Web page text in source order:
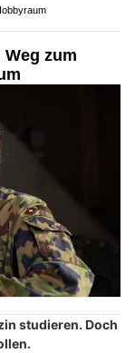
zum
studieren. Doch